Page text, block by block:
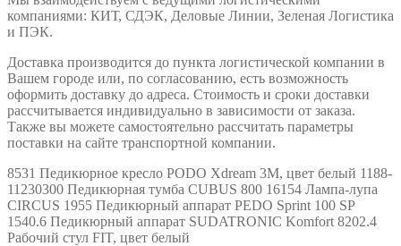
компаниями: КИТ, СДЭК, Деловые Линии, Зеленая Логистика
и ПЭК.
Доставка производится до пункта логистической компании в
Вашем городе или, по согласованию, есть возможность
оформить доставку до адреса. Стоимость и сроки доставки
рассчитывается индивидуально в зависимости от заказа.
Также вы можете самостоятельно рассчитать параметры
поставки на сайте транспортной компании.
8531 Педикюрное кресло PODO Xdream 3М, цвет белый 1188-
11230300 Педикюрная тумба CUBUS 800 16154 Лампа-лупа
СIRCUS 1955 Педикюрный аппарат PEDO Sprint 100 SP
1540.6 Педикюрный аппарат SUDATRONIC Komfort 8202.4
Рабочий стул FIT, цвет белый